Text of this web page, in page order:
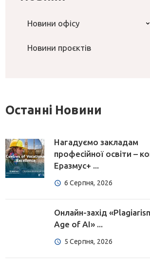
Новини офісу
Новини проєктів
Останні Новини
Нагадуємо закладам
професійної освіти –
Еразмус+ ...
6 Серпня, 2026
Онлайн-захід
Age of AI» ...
5 Серпня, 2026